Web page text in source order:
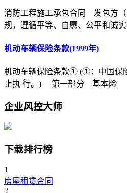
消防工程施工承包合同 发包方
规，遵循平等、自愿、公平和诚
机动车辆保险条款(1999年)
机动车辆保险条款① (①：中国保
止执 行。) 第一部分 基本险
企业风控大师
下载排行榜
1
房屋租赁合同
2